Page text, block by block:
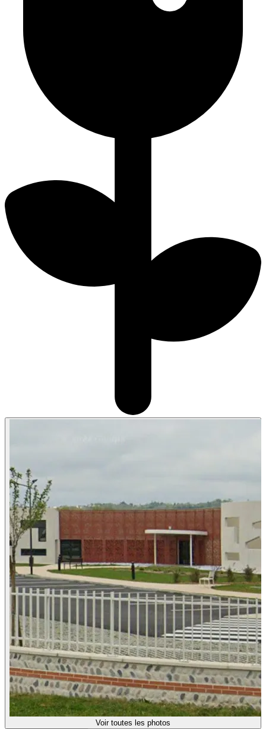
Voir toutes les photos